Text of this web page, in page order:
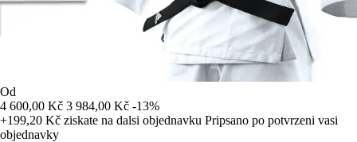
Od
4 600,00 Kč 3 984,00 Kč -13%
+199,20 Kč ziskate na dalsi objednavku Pripsano po potvrzeni vasi
objednavky